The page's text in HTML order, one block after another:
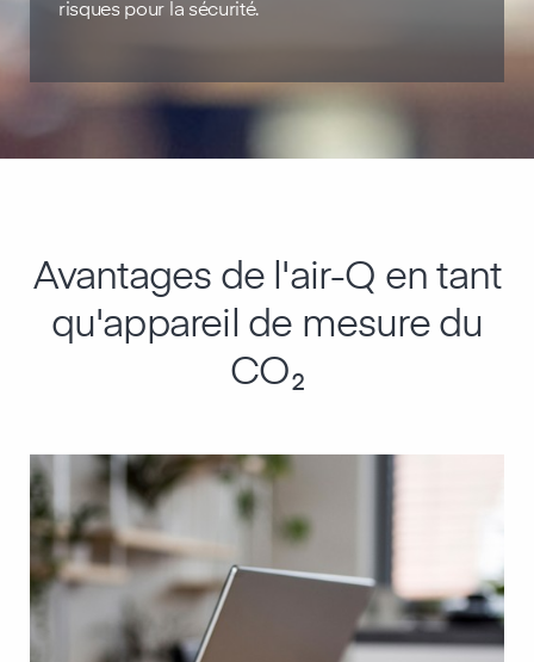
risques pour la sécurité.
Avantages de l'air-Q en tant
qu'appareil de mesure du
CO₂